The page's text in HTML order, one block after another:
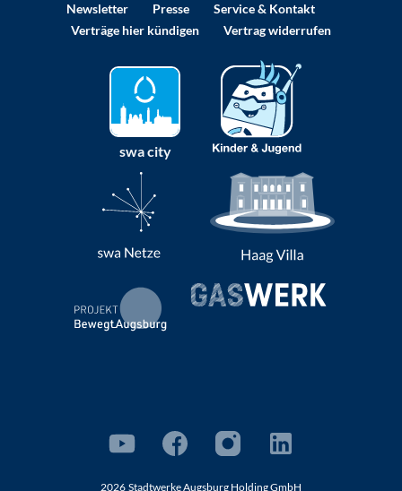
Newsletter Presse
Service & Kontakt
Verträge hier kündigen
Vertrag widerrufen
swa city
2026 Stadtwerke Augsburg Holding GmbH